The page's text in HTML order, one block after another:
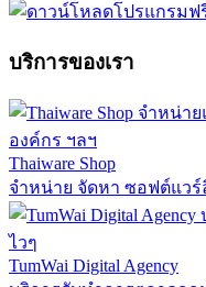
บริการของเรา
Thaiware Shop
จำหน่าย จัดหา ซอฟต์แว
TumWai Digital Agency